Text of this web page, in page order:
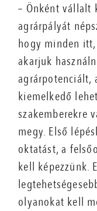
– Önként vállalt
agrárpályát
hogy minden
akarjuk
agrárpotenciált,
kiemelkedő
szakemberekre
megy. Első
oktatást, a
kell képezzünk.
olyanokat kell